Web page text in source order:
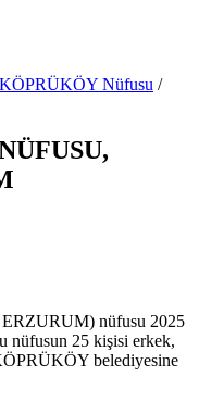
KÖPRÜKÖY Nüfusu /
nüfusu 2025
nüfusun 25 kişisi erkek,
belediyesine